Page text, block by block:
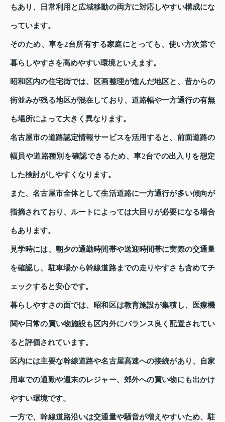
もあり、日常利用と広域移動の両方に対応しやすい構成にな
っています。
そのため、車を2台所有する家庭にとっても、使い方次第で
暮らしやすさを高めやすい環境といえます。
昭和区内の住宅街では、区画整理が進んだ地区と、昔からの
街並みが残る地区が混在しており、道路幅や一方通行の有無
も場所によって大きく異なります。
名古屋市の道路認定情報サービスを活用すると、前面道路の
幅員や道路種別を確認できるため、車2台での出入りを想定
した検討がしやすくなります。
また、名古屋市全体として生活道路に一方通行が多い傾向が
指摘されており、ルートによっては大回りが必要になる場合
もあります。
見学時には、朝夕の通勤時間帯や送迎時間帯に実際の交通量
を確認し、駐車場から幹線道路までの走りやすさも含めてチ
ェックすると安心です。
暮らしやすさの面では、昭和区は教育施設が集積し、医療機
関や日常の買い物施設も区内外にバランス良く配置されてい
ると評価されています。
区内には主要な幹線道路や名古屋高速への接続があり、自家
用車での通勤や週末のレジャー、郊外への買い物にも出かけ
やすい環境です。
一方で、幹線道路沿いは交通量や騒音が増えやすいため、駐